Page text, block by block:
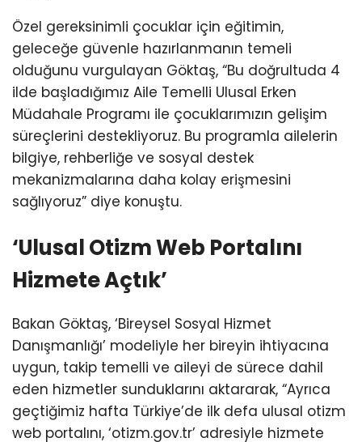
Özel gereksinimli çocuklar için eğitimin,
geleceğe güvenle hazırlanmanın temeli
olduğunu vurgulayan Göktaş, “Bu doğrultuda 4
ilde başladığımız Aile Temelli Ulusal Erken
Müdahale Programı ile çocuklarımızın gelişim
süreçlerini destekliyoruz. Bu programla ailelerin
bilgiye, rehberliğe ve sosyal destek
mekanizmalarına daha kolay erişmesini
sağlıyoruz” diye konuştu.
‘Ulusal Otizm Web Portalını
Hizmete Açtık’
Bakan Göktaş, ‘Bireysel Sosyal Hizmet
Danışmanlığı’ modeliyle her bireyin ihtiyacına
uygun, takip temelli ve aileyi de sürece dahil
eden hizmetler sunduklarını aktararak, “Ayrıca
geçtiğimiz hafta Türkiye’de ilk defa ulusal otizm
web portalını, ‘otizm.gov.tr’ adresiyle hizmete